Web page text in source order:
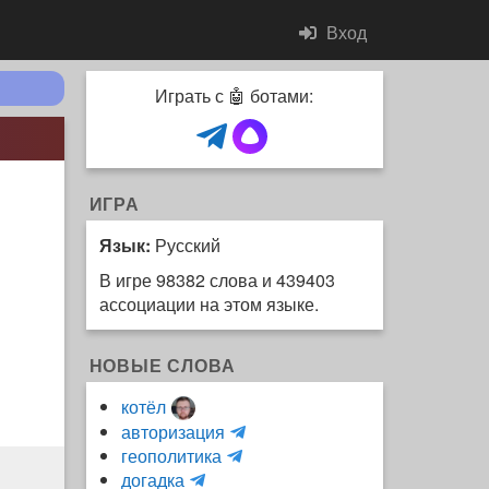
Вход
Играть с 🤖 ботами:
ИГРА
Язык: Русский
В игре 98382 слова и 439403
ассоциации на этом языке.
НОВЫЕ СЛОВА
котёл
авторизация
и
геополитика
H
догадка
m